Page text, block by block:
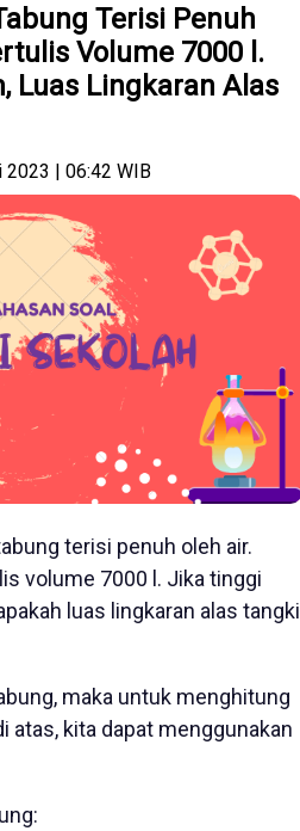
Terisi Penuh
Volume 7000 l.
Luas Lingkaran Alas
2023 | 06:42 WIB
terisi penuh oleh air.
volume 7000 l. Jika tinggi
luas lingkaran alas tangki
maka untuk menghitung
atas, kita dapat menggunakan